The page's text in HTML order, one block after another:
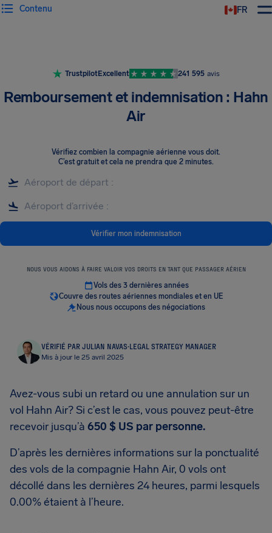
FR
Contenu
TrustpilotExcellent 241 595 avis
Remboursement et indemnisation : Hahn
Air
Vérifiez combien la compagnie aérienne vous doit.
C’est gratuit et cela ne prendra que 2 minutes.
Vérifier mon indemnisation
NOUS VOUS AIDONS À FAIRE VALOIR VOS DROITS EN TANT QUE PASSAGER AÉRIEN
Vols des 3 dernières années
Couvre des routes aériennes mondiales et en UE
Nous nous occupons des négociations
VÉRIFIÉ PAR JULIAN NAVAS·LEGAL STRATEGY MANAGER
Mis à jour le 25 avril 2025
Avez-vous subi un retard ou une annulation sur un
vol Hahn Air? Si c’est le cas, vous pouvez peut-être
recevoir jusqu’à 650 $ US par personne.
D’après les dernières informations sur la ponctualité
des vols de la compagnie Hahn Air, 0 vols ont
décollé dans les dernières 24 heures, parmi lesquels
0.00% étaient à l’heure.